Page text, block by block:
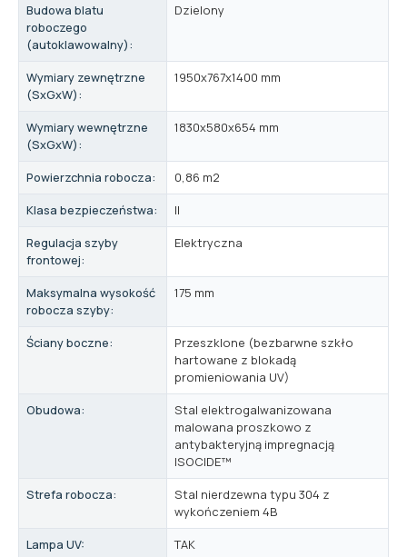
Budowa blatu
roboczego
(autoklawowalny):
Dzielony
Wymiary zewnętrzne
(SxGxW):
1950x767x1400 mm
Wymiary wewnętrzne
(SxGxW):
1830x580x654 mm
Powierzchnia robocza:
0,86 m2
Klasa bezpieczeństwa:
II
Regulacja szyby
frontowej:
Elektryczna
Maksymalna wysokość
robocza szyby:
175 mm
Ściany boczne:
Przeszklone (bezbarwne szkło
hartowane z blokadą
promieniowania UV)
Obudowa:
Stal elektrogalwanizowana
malowana proszkowo z
antybakteryjną impregnacją
ISOCIDE™
Strefa robocza:
Stal nierdzewna typu 304 z
wykończeniem 4B
Lampa UV:
TAK